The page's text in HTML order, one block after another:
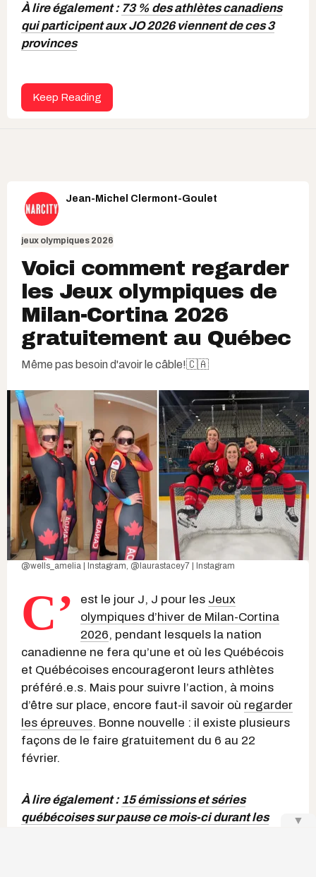
À lire également : 73 % des athlètes canadiens
qui participent aux JO 2026 viennent de ces 3
provinces
Keep Reading
Jean-Michel Clermont-Goulet
jeux olympiques 2026
Voici comment regarder
les Jeux olympiques de
Milan-Cortina 2026
gratuitement au Québec
Même pas besoin d'avoir le câble!🇨🇦
@wells_amelia | Instagram @laurastacey7 | Instagram
C’ est le jour J, J pour les Jeux
olympiques d’hiver de Milan-Cortina
2026, pendant lesquels la nation
canadienne ne fera qu’une et où les Québécois
et Québécoises encourageront leurs athlètes
préféré.e.s. Mais pour suivre l’action, à moins
d’être sur place, encore faut-il savoir où regarder
les épreuves. Bonne nouvelle : il existe plusieurs
façons de le faire gratuitement du 6 au 22
février.
À lire également : 15 émissions et séries
québécoises sur pause ce mois-ci durant les
▼